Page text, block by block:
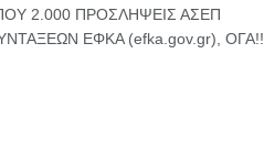
2.000 ΠΡΟΣΛΗΨΕΙΣ ΑΣΕΠ
ΕΦΚΑ (efka.gov.gr), ΟΓΑ!!